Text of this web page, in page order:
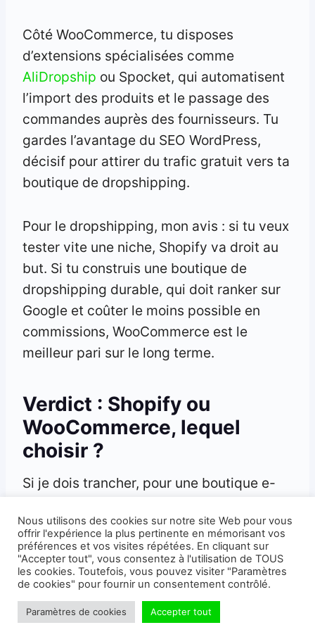
Côté WooCommerce, tu disposes
d’extensions spécialisées comme
AliDropship ou Spocket, qui automatisent
l’import des produits et le passage des
commandes auprès des fournisseurs. Tu
gardes l’avantage du SEO WordPress,
décisif pour attirer du trafic gratuit vers ta
boutique de dropshipping.
Pour le dropshipping, mon avis : si tu veux
tester vite une niche, Shopify va droit au
but. Si tu construis une boutique de
dropshipping durable, qui doit ranker sur
Google et coûter le moins possible en
commissions, WooCommerce est le
meilleur pari sur le long terme.
Verdict : Shopify ou
WooCommerce, lequel
choisir ?
Si je dois trancher, pour une boutique e-
pour durer, je choisis WooCommerce :
moins cher sur la durée, sans frais de
transaction de plateforme, imbattable en
SEO et totalement personnalisable. C’est
la solution qui te laisse le contrôle et qui
Nous utilisons des cookies sur notre site Web pour vous
offrir l'expérience la plus pertinente en mémorisant vos
préférences et vos visites répétées. En cliquant sur
"Accepter tout", vous consentez à l'utilisation de TOUS
les cookies. Toutefois, vous pouvez visiter "Paramètres
de cookies" pour fournir un consentement contrôlé.
Paramètres de cookies Accepter tout